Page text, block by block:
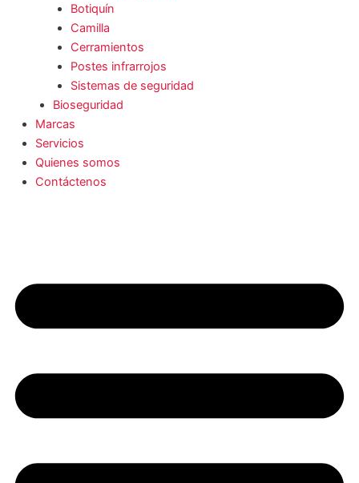
Botiquín
Camilla
Cerramientos
Postes infrarrojos
Sistemas de seguridad
Bioseguridad
Marcas
Servicios
Quienes somos
Contáctenos